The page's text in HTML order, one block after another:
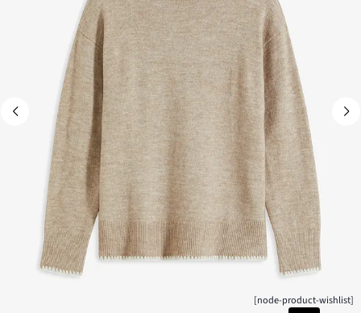
[node-product-wishlist]